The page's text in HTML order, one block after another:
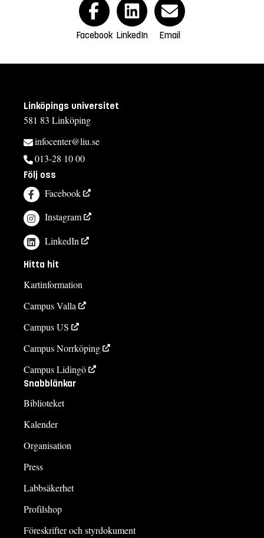
Facebook LinkedIn Email
Linköpings universitet
581 83 Linköping
infocenter@liu.se
013-28 10 00
Följ oss
Facebook
Instagram
LinkedIn
Hitta hit
Kartinformation
Campus Valla
Campus US
Campus Norrköping
Campus Lidingö
Snabblänkar
Biblioteket
Kalender
Organisation
Press
Labbsäkerhet
Profilshop
Föreskrifter och styrdokument